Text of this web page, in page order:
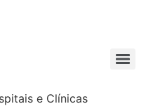
e Clínicas